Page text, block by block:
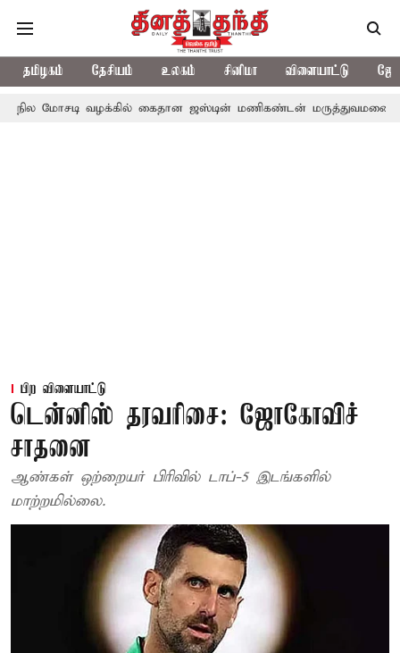
தமிழகம் தேசியம் உலகம் சினிமா விளையாட்டு
வழக்கில் கைதான ஜஸ்டின் மணிகண்டன் மருத்துவமனையில் அனுமதி
பிற விளையாட்டு
டென்னிஸ் தரவரிசை: ஜோகோவிச்
சாதனை
ஆண்கள் ஒற்றையர் பிரிவில் டாப்-5 இடங்களில்
மாற்றமில்லை.